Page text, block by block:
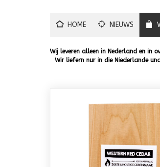
HOME NIEUWS
Wij leveren alleen in Nederland en in
Wir liefern nur in die Niederlande